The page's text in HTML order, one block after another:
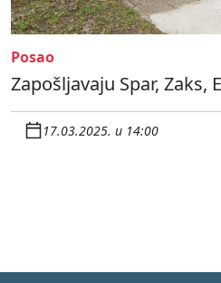
Posao
Zapošljavaju Spar, Zaks,
17.03.2025. u 14:00